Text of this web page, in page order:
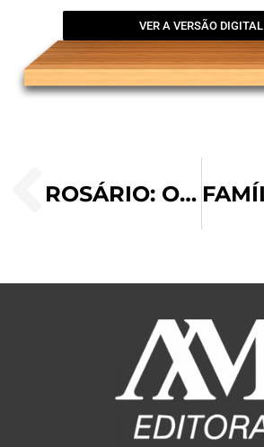
VER A VERSÃO DIGITAL
ROSÁRIO: O CAMINHO DE ENCONTRO E COMUNHÃO COM DEUS E COM OS OUTROS